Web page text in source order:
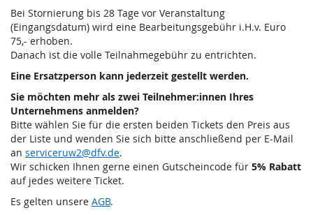
Bei Stornierung bis 28 Tage vor Veranstaltung
(Eingangsdatum) wird eine Bearbeitungsgebühr i.H.v. Euro
75,- erhoben.
Danach ist die volle Teilnahmegebühr zu entrichten.
Eine Ersatzperson kann jederzeit gestellt werden.
Sie möchten mehr als zwei Teilnehmer:innen Ihres
Unternehmens anmelden?
Bitte wählen Sie für die ersten beiden Tickets den Preis aus
der Liste und wenden Sie sich bitte anschließend per E-Mail
an serviceruw2@dfv.de.
Wir schicken Ihnen gerne einen Gutscheincode für 5% Rabatt
auf jedes weitere Ticket.
Es gelten unsere AGB.